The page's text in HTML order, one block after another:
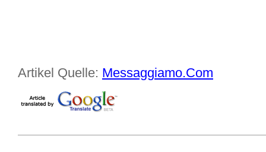
Artikel Quelle: Messaggiamo.Com